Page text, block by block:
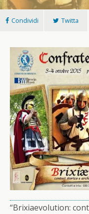
Condividi Twitta
“Brixiaevolution: